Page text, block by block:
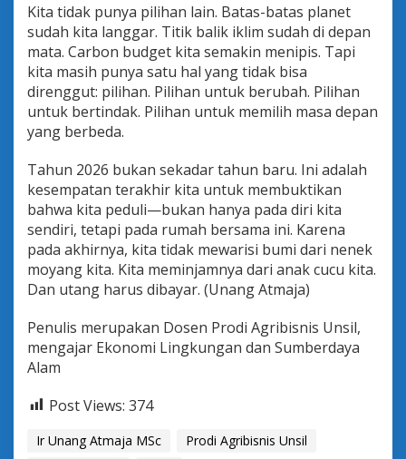
Kita tidak punya pilihan lain. Batas-batas planet
sudah kita langgar. Titik balik iklim sudah di depan
mata. Carbon budget kita semakin menipis. Tapi
kita masih punya satu hal yang tidak bisa
direnggut: pilihan. Pilihan untuk berubah. Pilihan
untuk bertindak. Pilihan untuk memilih masa depan
yang berbeda.
Tahun 2026 bukan sekadar tahun baru. Ini adalah
kesempatan terakhir kita untuk membuktikan
bahwa kita peduli—bukan hanya pada diri kita
sendiri, tetapi pada rumah bersama ini. Karena
pada akhirnya, kita tidak mewarisi bumi dari nenek
moyang kita. Kita meminjamnya dari anak cucu kita.
Dan utang harus dibayar. (Unang Atmaja)
Penulis merupakan Dosen Prodi Agribisnis Unsil,
mengajar Ekonomi Lingkungan dan Sumberdaya
Alam
Post Views: 374
Ir Unang Atmaja MSc
Prodi Agribisnis Unsil